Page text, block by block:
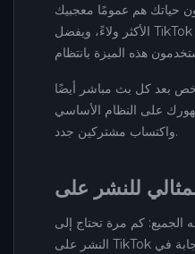
حياتك هم عمومًا معجبيك
الأكثر ولاءً، ويفضل TikTok منشئي المحتوى الذين
بعد كل بث مباشر أيضًا
على النظام الأساسي
واكتساب مشتركين جدد.
الجميع: كم مرة تحتاج إلى
النشر على TikTok لتحقيق النجاح؟ لقد تغيرت الإجابة في